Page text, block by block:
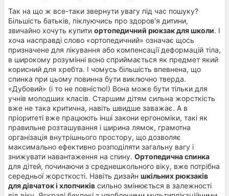
Так на що ж все-таки звернути увагу під час пошуку?
Більшість батьків, піклуючись про здоров'я дитини,
звичайно хочуть купити ортопедичний рюкзак для школи. І
хоча насправді слово «ортопедичний» означає щось
призначене для лікування або компенсації деформацій тіла,
в широкому розумінні воно сприймається як предмет який
корисний для хребта. І чомусь більшість впевнена, що
спинка при цьому повинна бути виключно тверда.
«Дубовий» (і то не повністю!) Вона може бути тільки для
учнів молодших класів. Старшим дітям сильна жорсткість
вже не така критична, навіть швидше заважає. А в
пріоритеті вже працюють інші закони ергономіки, такі як
правильне розташування і ширина лямок, грамотна
організація внутрішнього простору, що дозволяє
максимально ефективно розподіляти загальну вагу і
знижувати навантаження на спину. Ортопедична спинка
для дітей, починаючи з среднешкольного віку, вже потрібна
середньої жорсткості. Навіть дизайн шкільних рюкзаків
для дівчаток і хлопчиків сильно змінюється в залежності